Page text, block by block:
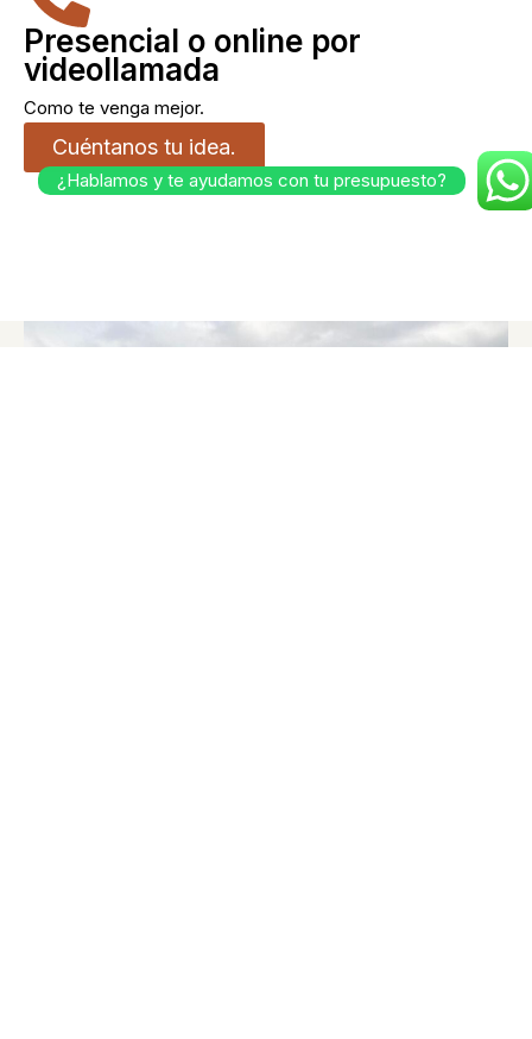
Presencial o online por
videollamada
Como te venga mejor.
Cuéntanos tu idea.
¿Hablamos y te ayudamos con tu presupuesto?